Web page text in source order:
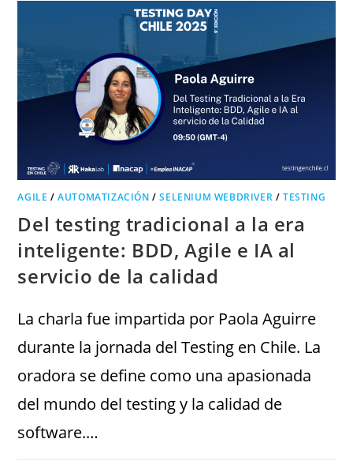
AGILE /AUTOMATIZACIÓN /SELENIUM WEBDRIVER /TESTING
Del testing tradicional a la era
inteligente: BDD, Agile e IA al
servicio de la calidad
La charla fue impartida por Paola Aguirre
durante la jornada del Testing en Chile. La
oradora se define como una apasionada
del mundo del testing y la calidad de
software.…